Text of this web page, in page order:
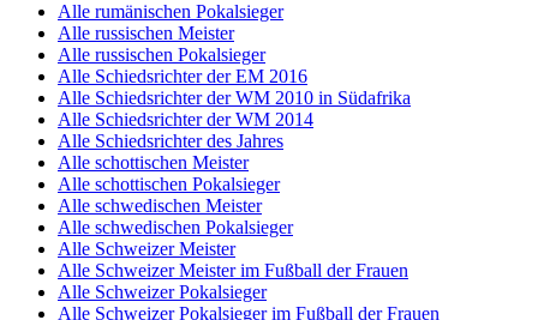
Alle rumänischen Pokalsieger
Alle russischen Meister
Alle russischen Pokalsieger
Alle Schiedsrichter der EM 2016
Alle Schiedsrichter der WM 2010 in Südafrika
Alle Schiedsrichter der WM 2014
Alle Schiedsrichter des Jahres
Alle schottischen Meister
Alle schottischen Pokalsieger
Alle schwedischen Meister
Alle schwedischen Pokalsieger
Alle Schweizer Meister
Alle Schweizer Meister im Fußball der Frauen
Alle Schweizer Pokalsieger
Alle Schweizer Pokalsieger im Fußball der Frauen